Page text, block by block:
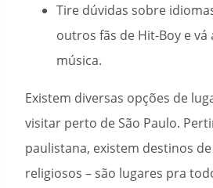
Tire dúvidas sobre
outros fãs de Hit-Boy e vá
música.
Existem diversas opções de
visitar perto de São Paulo.
paulistana, existem destinos
religiosos – são lugares pra